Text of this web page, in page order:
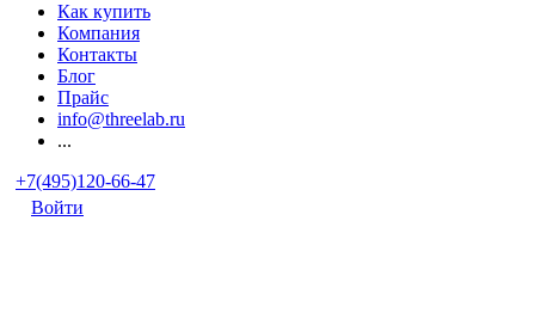
Как купить
Компания
Контакты
Блог
Прайс
info@threelab.ru
...
+7(495)120-66-47
Войти